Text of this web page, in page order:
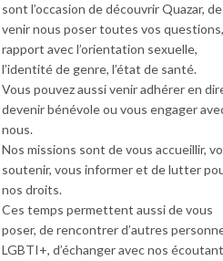
sont l’occasion de découvrir Quazar, de
venir nous poser toutes vos
rapport avec l’orientation sexuelle,
l’identité de genre, l’état de santé.
Vous pouvez aussi venir adhérer en
devenir bénévole ou vous engager
nous.
Nos missions sont de vous accueillir,
soutenir, vous informer et de lutter
nos droits.
Ces temps permettent aussi de vous
poser, de rencontrer d’autres
LGBTI+, d’échanger avec nos